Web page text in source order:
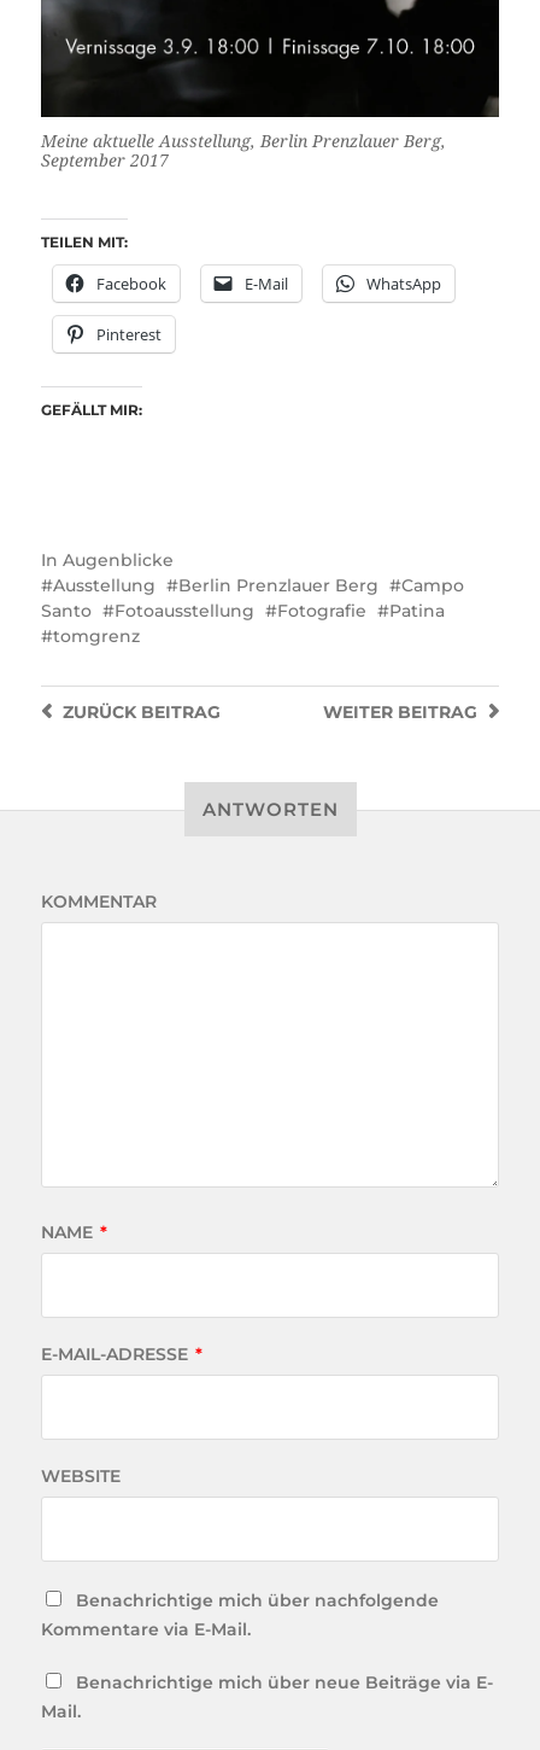
Meine aktuelle Ausstellung, Berlin Prenzlauer Berg,
September 2017
TEILEN MIT:
Facebook E-Mail WhatsApp
Pinterest
GEFÄLLT MIR:
In Augenblicke
Ausstellung
Berlin Prenzlauer Berg
Campo
Santo
Fotoausstellung Fotografie
Patina
tomgrenz
WEITER BEITRAG
ZURÜCKBEITRAG
ANTWORTEN
KOMMENTAR
NAME *
E-MAIL-ADRESSE *
WEBSITE
Benachrichtige mich über nachfolgende
Kommentare via E-Mail.
Benachrichtige mich über neue Beiträge via E-
Mail.